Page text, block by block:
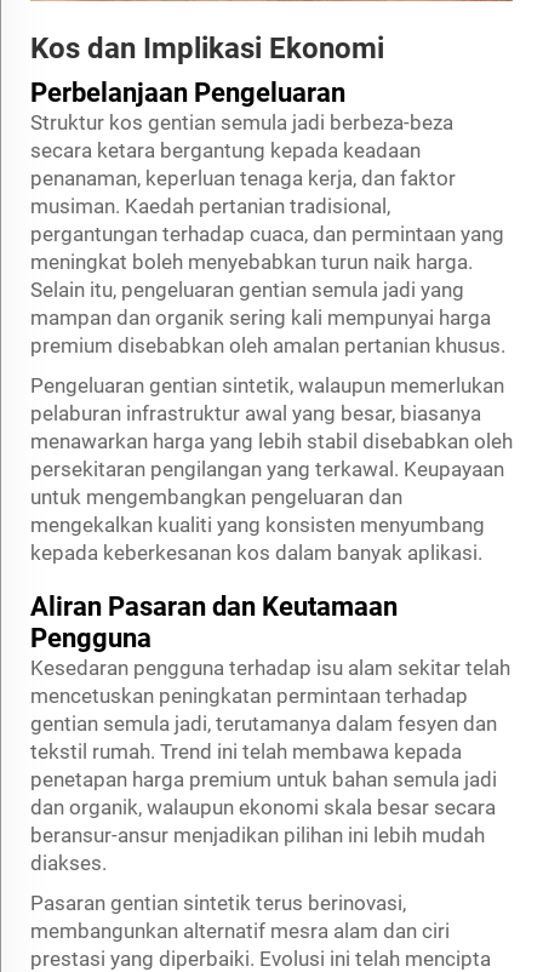
Kos dan Implikasi Ekonomi
Perbelanjaan Pengeluaran
Struktur kos gentian semula jadi berbeza-beza
secara ketara bergantung kepada keadaan
penanaman, keperluan tenaga kerja, dan faktor
musiman. Kaedah pertanian tradisional,
pergantungan terhadap cuaca, dan permintaan yang
meningkat boleh menyebabkan turun naik harga.
Selain itu, pengeluaran gentian semula jadi yang
mampan dan organik sering kali mempunyai harga
premium disebabkan oleh amalan pertanian khusus.
Pengeluaran gentian sintetik, walaupun memerlukan
pelaburan infrastruktur awal yang besar, biasanya
menawarkan harga yang lebih stabil disebabkan oleh
persekitaran pengilangan yang terkawal. Keupayaan
untuk mengembangkan pengeluaran dan
mengekalkan kualiti yang konsisten menyumbang
kepada keberkesanan kos dalam banyak aplikasi.
Aliran Pasaran dan Keutamaan
Pengguna
Kesedaran pengguna terhadap isu alam sekitar telah
mencetuskan peningkatan permintaan terhadap
gentian semula jadi, terutamanya dalam fesyen dan
tekstil rumah. Trend ini telah membawa kepada
penetapan harga premium untuk bahan semula jadi
dan organik, walaupun ekonomi skala besar secara
beransur-ansur menjadikan pilihan ini lebih mudah
diakses.
Pasaran gentian sintetik terus berinovasi,
membangunkan alternatif mesra alam dan ciri
prestasi yang diperbaiki. Evolusi ini telah mencipta